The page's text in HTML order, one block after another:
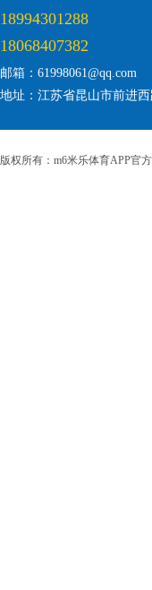
18994301288
18068407382
邮箱：61998061@qq.com
地址：江苏省昆山市前进
版权所有：m6米乐体育APP官